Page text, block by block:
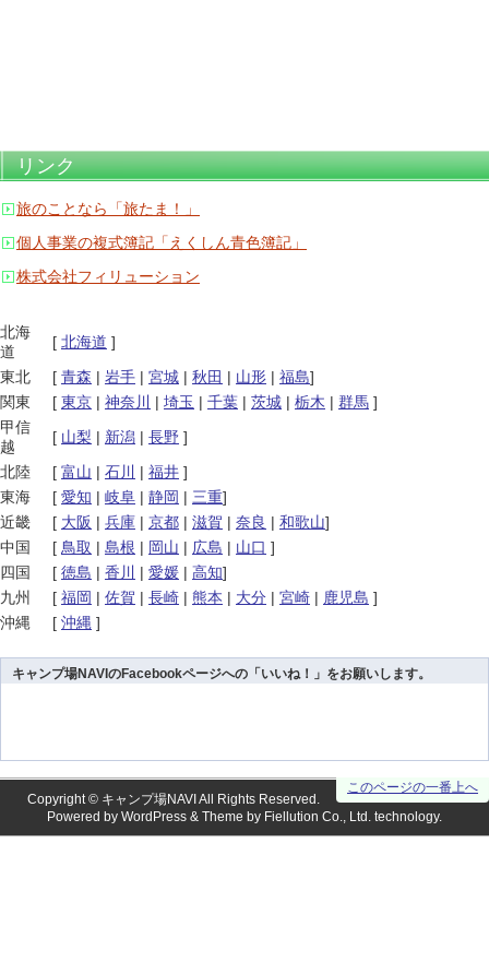
リンク
旅のことなら「旅たま！」
個人事業の複式簿記「えくしん青色簿記」
株式会社フィリューション
北海
道
[ 北海道 ]
東北
[ 青森 | 岩手 | 宮城 | 秋田 | 山形 | 福島]
関東
[ 東京 | 神奈川 | 埼玉 | 千葉 | 茨城 | 栃木 | 群馬 ]
甲信
越
[ 山梨 | 新潟 | 長野 ]
北陸
[ 富山 | 石川 | 福井 ]
東海
[ 愛知 | 岐阜 | 静岡 | 三重]
近畿
[ 大阪 | 兵庫 | 京都 | 滋賀 | 奈良 | 和歌山]
中国
[ 鳥取 | 島根 | 岡山 | 広島 | 山口 ]
四国
[ 徳島 | 香川 | 愛媛 | 高知]
九州
[ 福岡 | 佐賀 | 長崎 | 熊本 | 大分 | 宮崎 | 鹿児島 ]
沖縄
[ 沖縄 ]
キャンプ場NAVIのFacebookページへの「いいね！」をお願いします。
このページの一番上へ
Copyright © キャンプ場NAVI All Rights Reserved.
Powered by WordPress & Theme by Fiellution Co., Ltd. technology.